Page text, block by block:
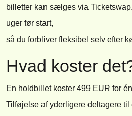
billetter kan sælges via
uger før start,
så du forbliver fleksibel selv efter
Hvad koster
En holdbillet koster 499 EUR for
Tilføjelse af yderligere deltagere til